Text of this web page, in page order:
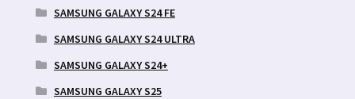
SAMSUNG GALAXY S24 FE
SAMSUNG GALAXY S24 ULTRA
SAMSUNG GALAXY S24+
SAMSUNG GALAXY S25